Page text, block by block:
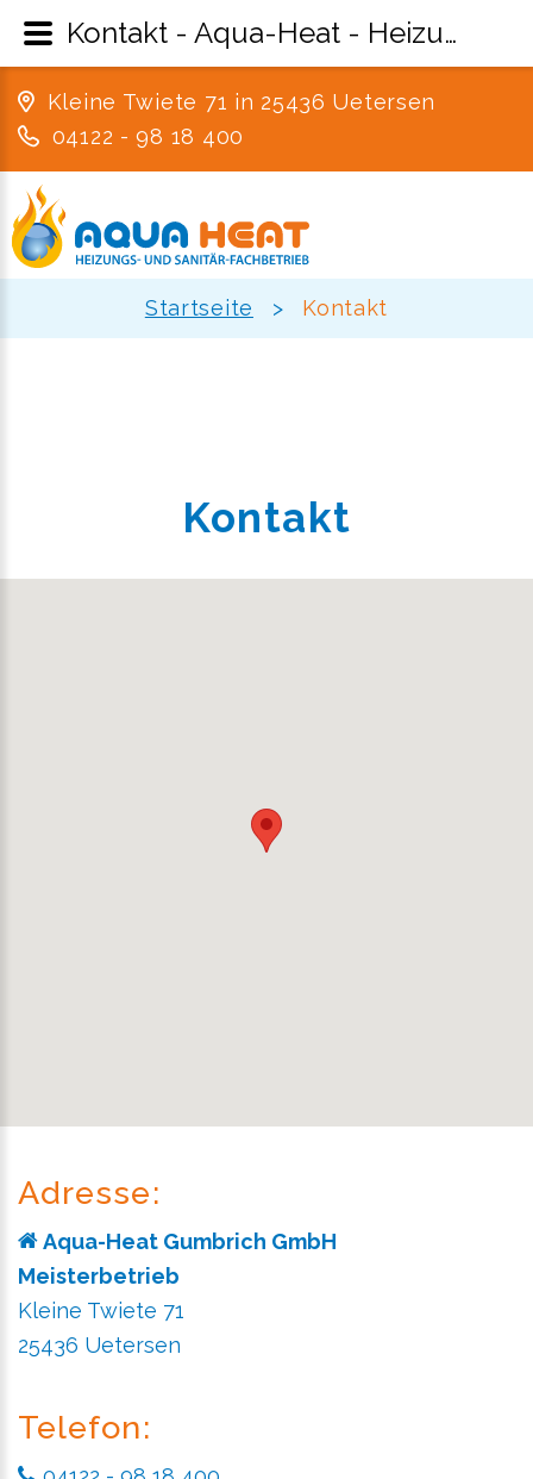
Kleine Twiete 71 in 25436 Uetersen
04122 - 98 18 400
Startseite > Kontakt
Kontakt
Adresse:
Aqua-Heat Gumbrich GmbH
Meisterbetrieb
Kleine Twiete 71
25436 Uetersen
Telefon:
Kontakt - Aqua-Heat - Heizung, Sanitär und Lüftung aus Uetersen im Kreis Pinneberg